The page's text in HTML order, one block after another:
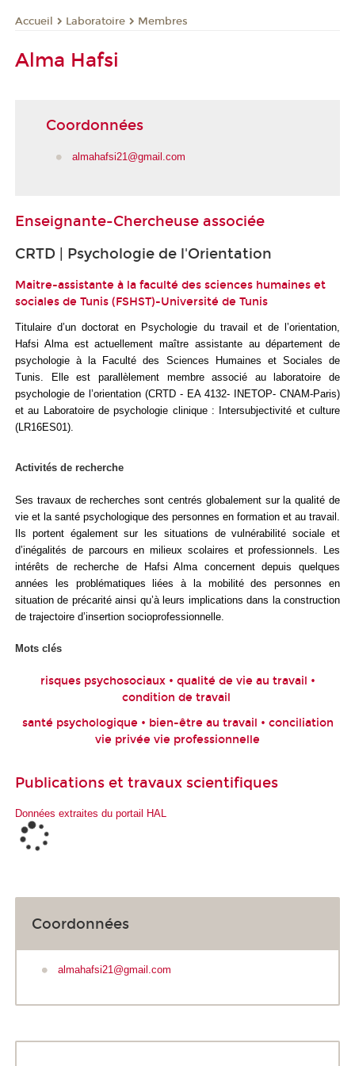
Accueil Laboratoire Membres
Alma Hafsi
Coordonnées
almahafsi21@gmail.com
Enseignante-Chercheuse associée
CRTD | Psychologie de l'Orientation
Maitre-assistante à la faculté des sciences humaines et
sociales de Tunis (FSHST)-Université de Tunis
Titulaire d’un doctorat en Psychologie du travail et de l’orientation,
Hafsi Alma est actuellement maître assistante au département de
psychologie à la Faculté des Sciences Humaines et Sociales de
Tunis. Elle est parallèlement membre associé au laboratoire de
psychologie de l’orientation (CRTD - EA 4132- INETOP- CNAM-Paris)
et au Laboratoire de psychologie clinique : Intersubjectivité et culture
(LR16ES01).
Activités de recherche
Ses travaux de recherches sont centrés globalement sur la qualité de
vie et la santé psychologique des personnes en formation et au travail.
Ils portent également sur les situations de vulnérabilité sociale et
d’inégalités de parcours en milieux scolaires et professionnels. Les
intérêts de recherche de Hafsi Alma concernent depuis quelques
années les problématiques liées à la mobilité des personnes en
situation de précarité ainsi qu’à leurs implications dans la construction
de trajectoire d’insertion socioprofessionnelle.
Mots clés
risques psychosociaux • qualité de vie au travail •
condition de travail
santé psychologique • bien-être au travail • conciliation
vie privée vie professionnelle
Publications et travaux scientifiques
Données extraites du portail HAL
Coordonnées
almahafsi21@gmail.com